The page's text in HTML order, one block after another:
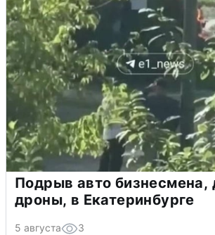
Подрыв авто бизнесмена,
дроны, в Екатеринбурге
5 августа 3